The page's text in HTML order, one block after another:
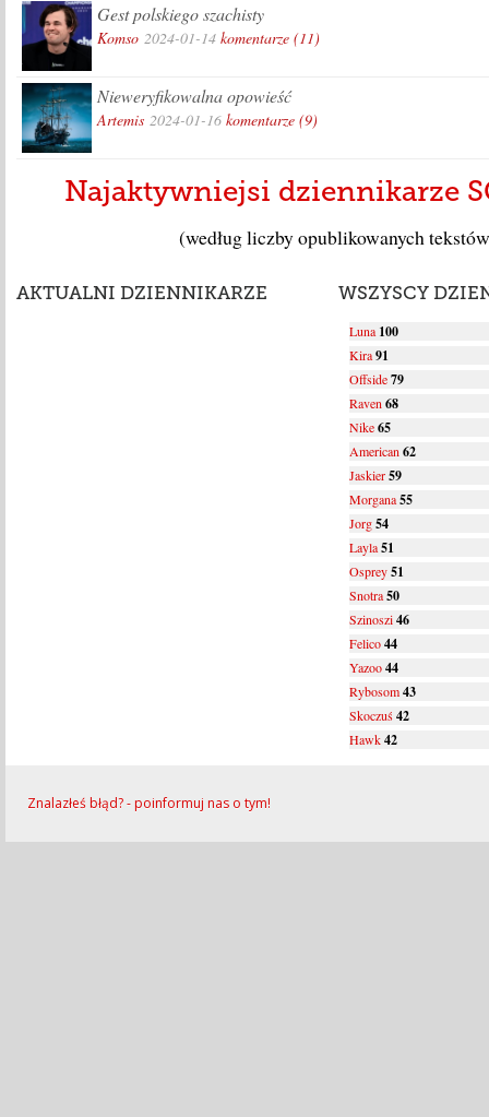
Gest polskiego szachisty
Komso 2024-01-14 komentarze (11)
Nieweryfikowalna opowieść
Artemis 2024-01-16 komentarze (9)
Najaktywniejsi dziennikarze
(według liczby opublikowanych
AKTUALNI DZIENNIKARZE WSZYSCY
Luna 100
Kira 91
Offside 79
Raven 68
Nike 65
American 62
Jaskier 59
Morgana 55
Jorg 54
Layla 51
Osprey 51
Snotra 50
Szinoszi 46
Felico 44
Yazoo 44
Rybosom 43
Skoczuś 42
Hawk 42
Znalazłeś błąd? - poinformuj nas o tym!